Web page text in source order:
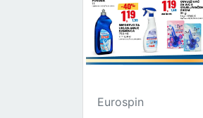
Eurospin